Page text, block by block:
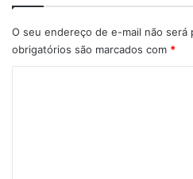
O seu endereço de e-mail não será
obrigatórios são marcados com *